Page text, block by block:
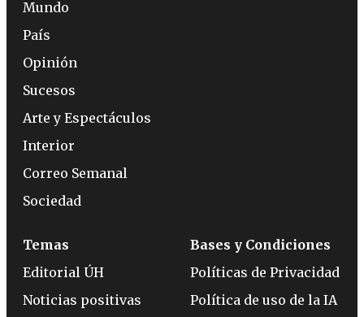
Mundo
País
Opinión
Sucesos
Arte y Espectáculos
Interior
Correo Semanal
Sociedad
Temas
Editorial ÚH
Noticias positivas
Bases y Condiciones
Políticas de Privacidad
Política de uso de la IA